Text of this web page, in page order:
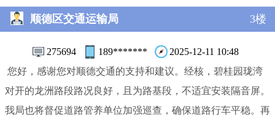
顺德区交通运输局 3楼
275694 189*******
2025-12-11 10:48
您好，感谢您对顺德交通的支持和建议。经核，碧桂园珑湾
对开的龙洲路段路况良好，且为路基段，不适宜安装隔音屏。
我局也将督促道路管养单位加强巡查，确保道路行车平稳。再